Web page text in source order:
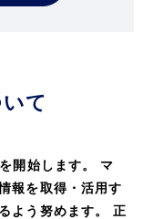
て
開始します。 マ
報を取得・活用す
よう努めます。 正